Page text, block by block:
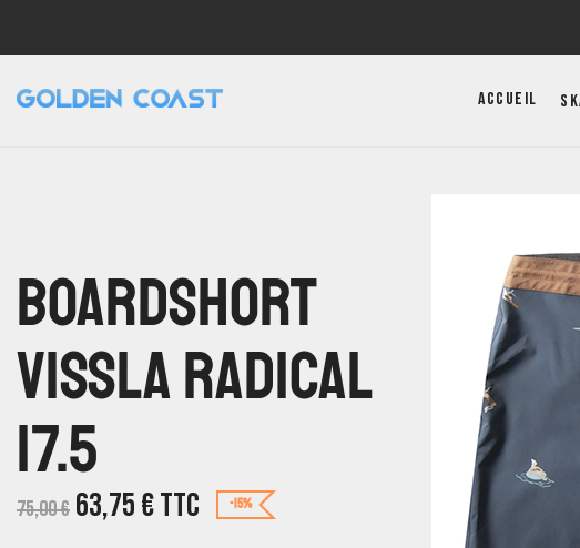
Accueil
Boardshort
Vissla Radical
17.5
75,00€ 63,75€TTC -15%